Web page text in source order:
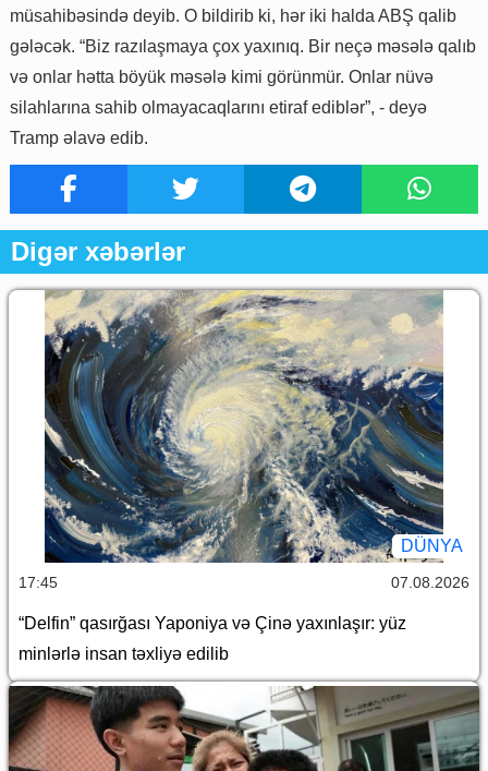
müsahibəsində deyib. O bildirib ki, hər iki halda ABŞ qalib
gələcək. “Biz razılaşmaya çox yaxınıq. Bir neçə məsələ qalıb
və onlar hətta böyük məsələ kimi görünmür. Onlar nüvə
silahlarına sahib olmayacaqlarını etiraf ediblər”, - deyə
Tramp əlavə edib.
Digər xəbərlər
DÜNYA
17:45 07.08.2026
“Delfin” qasırğası Yaponiya və Çinə yaxınlaşır: yüz
minlərlə insan təxliyə edilib